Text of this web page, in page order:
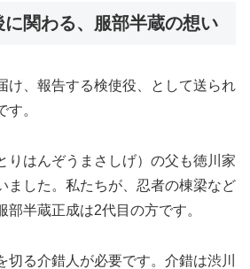
関わる、服部半蔵の想い
け、報告する検使役、として送られ
。
りはんぞうまさしげ）の父も徳川家
ました。私たちが、忍者の棟梁など
部半蔵正成は2代目の方です。
切る介錯人が必要です。介錯は渋川